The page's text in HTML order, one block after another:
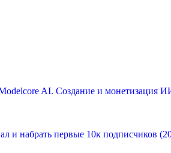
AI. Создание и монетизация
и набрать первые 10к подписчиков